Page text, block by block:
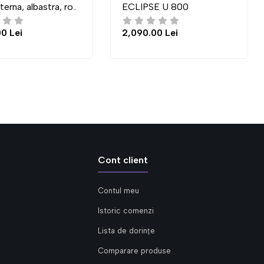
ECLIPSE U 800
03 (83x83 cm)
Cont client
Contul meu
Istoric comenzi
Lista de dorințe
Comparare produse